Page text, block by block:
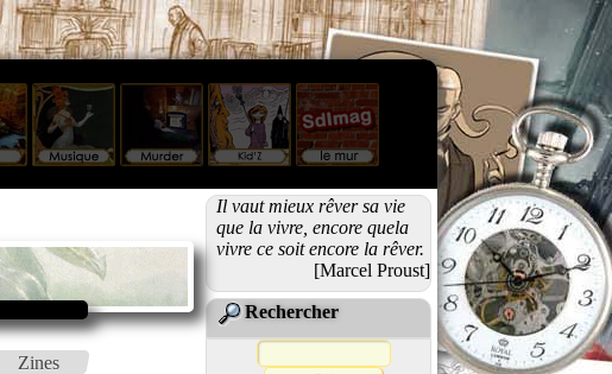
Zines
Il vaut mieux rêver sa vie
que la vivre, encore quela
vivre ce soit encore la rêver.
[Marcel Proust]
Rechercher